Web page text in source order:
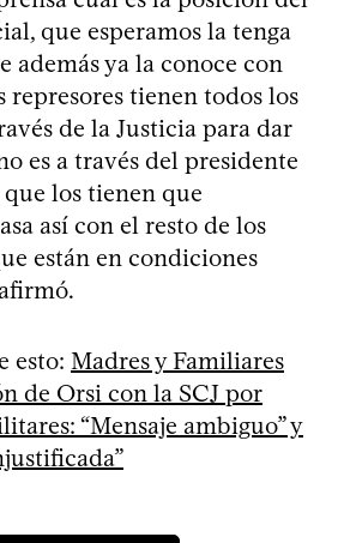
que esperamos la tenga
además ya la conoce con
represores tienen todos los
de la Justicia para dar
es a través del presidente
los tienen que
así con el resto de los
están en condiciones
esto: Madres y Familiares
de Orsi con la SCJ por
“Mensaje ambiguo” y